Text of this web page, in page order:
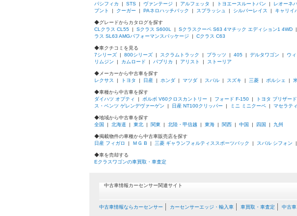
パシフィカ | STS | ヴァンテージ | アルフェッタ | トヨエースルートバン | レオーネ
プント
| クーガー | PAネロハッチバック | スプラッシュ | シルバーレイス | キャリイ
◆グレードからカタログを探す
CLクラス CL55 | Sクラス S600L | Sクラスクーペ S63 4マチック エディション1 4WD |
ラス SL63 AMGパフォーマンスパッケージ | Cクラス C63
◆車クチコミを見る
7シリーズ | 800シリーズ | スクラムトラック | プラッツ | 405 | デルタワゴン | ウ
リムジン | カムロード | パブリカ | アリスト | ストーリア
◆メーカーから中古車を探す
レクサス
| トヨタ | 日産 | ホンダ | マツダ | スバル | スズキ | 三菱 | ポルシェ |
◆車種から中古車を探す
ダイハツ オプティ
| ボルボ V60クロスカントリー | フォード F-150 | トヨタ ブリザード
ス・ベンツ ゲレンデヴァーゲン | 日産 NT100クリッパー | ミニ ミニクーペ | マセラテ
◆地域から中古車を探す
全国
| 北海道 | 東北 | 関東 | 北陸・甲信越 | 東海 | 関西 | 中国 | 四国 | 九州
◆掲載物件の車種から中古車販売店を探す
日産 フィガロ | ＭＧ B | 三菱 ギャランフォルティススポーツバック | スバル シフォン |
◆車を売却する
Eクラスワゴンの車買取・車査定
中古車情報カーセンサー関連サイト
中古車情報ならカーセンサー カーセンサーエッジ・輸入車 車買取・車査定 中古車